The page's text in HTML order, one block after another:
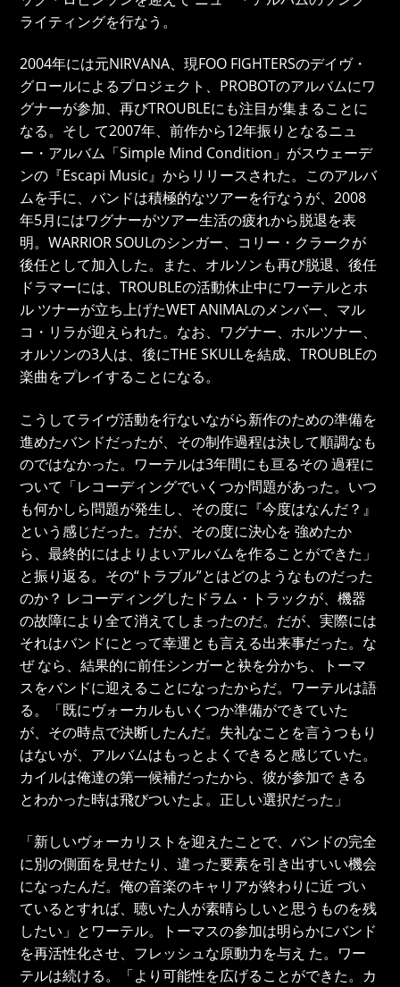
ライティングを行なう。
2004年には元NIRVANA、現FOO FIGHTERSのデイヴ・
グロールによるプロジェクト、PROBOTのアルバムにワ
グナーが参加、再びTROUBLEにも注目が集まることに
なる。そし て2007年、前作から12年振りとなるニュ
ー・アルバム「Simple Mind Condition」がスウェーデ
ンの『Escapi Music』からリリースされた。このアルバ
ムを手に、バンドは積極的なツアーを行なうが、2008
年5月にはワグナーがツアー生活の疲れから脱退を表
明。WARRIOR SOULのシンガー、コリー・クラークが
後任として加入した。また、オルソンも再び脱退、後任
ドラマーには、TROUBLEの活動休止中にワーテルとホ
ル ツナーが立ち上げたWET ANIMALのメンバー、マル
コ・リラが迎えられた。なお、ワグナー、ホルツナー、
オルソンの3人は、後にTHE SKULLを結成、TROUBLEの
楽曲をプレイすることになる。
こうしてライヴ活動を行ないながら新作のための準備を
進めたバンドだったが、その制作過程は決して順調なも
のではなかった。ワーテルは3年間にも亘るその 過程に
ついて「レコーディングでいくつか問題があった。いつ
も何かしら問題が発生し、その度に『今度はなんだ？』
という感じだった。だが、その度に決心を 強めたか
ら、最終的にはよりよいアルバムを作ることができた」
と振り返る。その“トラブル”とはどのようなものだった
のか？ レコーディングしたドラム・トラックが、機器
の故障により全て消えてしまったのだ。だが、実際には
それはバンドにとって幸運とも言える出来事だった。な
ぜ なら、結果的に前任シンガーと袂を分かち、トーマ
スをバンドに迎えることになったからだ。ワーテルは語
る。「既にヴォーカルもいくつか準備ができていた
が、その時点で決断したんだ。失礼なことを言うつもり
はないが、アルバムはもっとよくできると感じていた。
カイルは俺達の第一候補だったから、彼が参加で きる
とわかった時は飛びついたよ。正しい選択だった」
「新しいヴォーカリストを迎えたことで、バンドの完全
に別の側面を見せたり、違った要素を引き出すいい機会
になったんだ。俺の音楽のキャリアが終わりに近 づい
ているとすれば、聴いた人が素晴らしいと思うものを残
したい」とワーテル。トーマスの参加は明らかにバンド
を再活性化させ、フレッシュな原動力を与え た。ワー
テルは続ける。「より可能性を広げることができた。カ